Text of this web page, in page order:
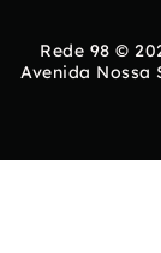
Rede 98 ©
Avenida Nossa